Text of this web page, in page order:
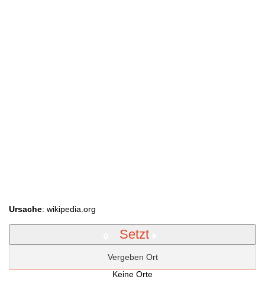
Ursache: wikipedia.org
Setzt
Vergeben Ort
Keine Orte